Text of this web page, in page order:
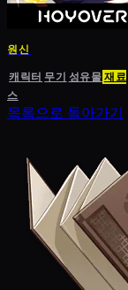
원신
캐릭터 무기 성유물재료
스
목록으로 돌아가기